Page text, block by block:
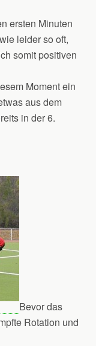
ersten Minuten
leider so oft,
somit positiven
Moment ein
aus dem
in der 6.
Bevor das
Rotation und